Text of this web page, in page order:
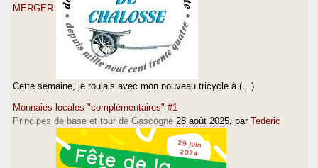
MERGER
Cette semaine, je roulais avec mon nouveau tricycle à (…)
Monnaies locales "complémentaires" #1
Principes de base et tour de Gascogne 28 août 2025 , par Tederic